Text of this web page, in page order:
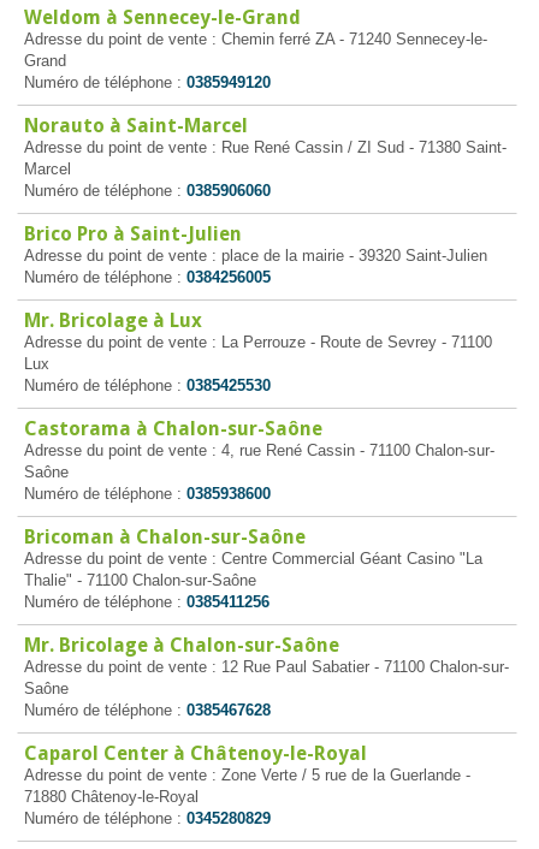
Weldom à Sennecey-le-Grand
Adresse du point de vente : Chemin ferré ZA - 71240 Sennecey-le-
Grand
Numéro de téléphone : 0385949120
Norauto à Saint-Marcel
Adresse du point de vente : Rue René Cassin / ZI Sud - 71380 Saint-
Marcel
Numéro de téléphone : 0385906060
Brico Pro à Saint-Julien
Adresse du point de vente : place de la mairie - 39320 Saint-Julien
Numéro de téléphone : 0384256005
Mr. Bricolage à Lux
Adresse du point de vente : La Perrouze - Route de Sevrey - 71100
Lux
Numéro de téléphone : 0385425530
Castorama à Chalon-sur-Saône
Adresse du point de vente : 4, rue René Cassin - 71100 Chalon-sur-
Saône
Numéro de téléphone : 0385938600
Bricoman à Chalon-sur-Saône
Adresse du point de vente : Centre Commercial Géant Casino "La
Thalie" - 71100 Chalon-sur-Saône
Numéro de téléphone : 0385411256
Mr. Bricolage à Chalon-sur-Saône
Adresse du point de vente : 12 Rue Paul Sabatier - 71100 Chalon-sur-
Saône
Numéro de téléphone : 0385467628
Caparol Center à Châtenoy-le-Royal
Adresse du point de vente : Zone Verte / 5 rue de la Guerlande -
71880 Châtenoy-le-Royal
Numéro de téléphone : 0345280829